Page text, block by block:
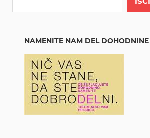
NAMENITE NAM DEL DOHODNINE